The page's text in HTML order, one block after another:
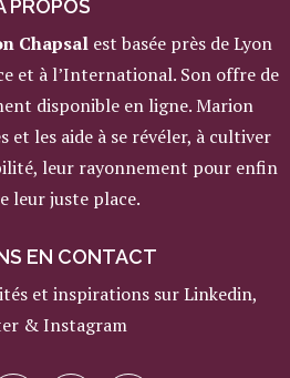
PROPOS
Chapsalest basée près de Lyon
et à l’International. Son offre de
disponible en ligne. Marion
et les aide à se révéler, à cultiver
leur rayonnement pour enfin
leur juste place.
EN CONTACT
et inspirations sur Linkedin,
& Instagram